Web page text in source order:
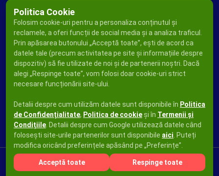
Copyright © 2026Ad Press Publicity SRLToate drepturile
Politica Cookie
Folosim cookie-uri pentru a personaliza conținutul și
reclamele, a oferi funcții de social media și a analiza traficul.
Prin apăsarea butonului „Acceptă toate”, ești de acord ca
datele tale (precum activitatea pe site și informațiile despre
dispozitiv) să fie utilizate de noi și de partenerii noștri. Dacă
alegi „Respinge toate”, vom folosi doar cookie-uri strict
necesare funcționării site-ului.
Detalii despre cum utilizăm datele sunt disponibile în Politica
de Confidențialitate, Politica de cookieși în Termenii și
Condițiile . Detalii despre cum Google utilizează datele când
folosești site-urile partenerilor sunt disponibile aici . Puteți
modifica oricând preferințele apăsând pe „Preferințe”.
Acceptă toate Respinge toate